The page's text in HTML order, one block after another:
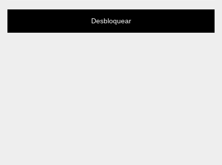
Desbloquear